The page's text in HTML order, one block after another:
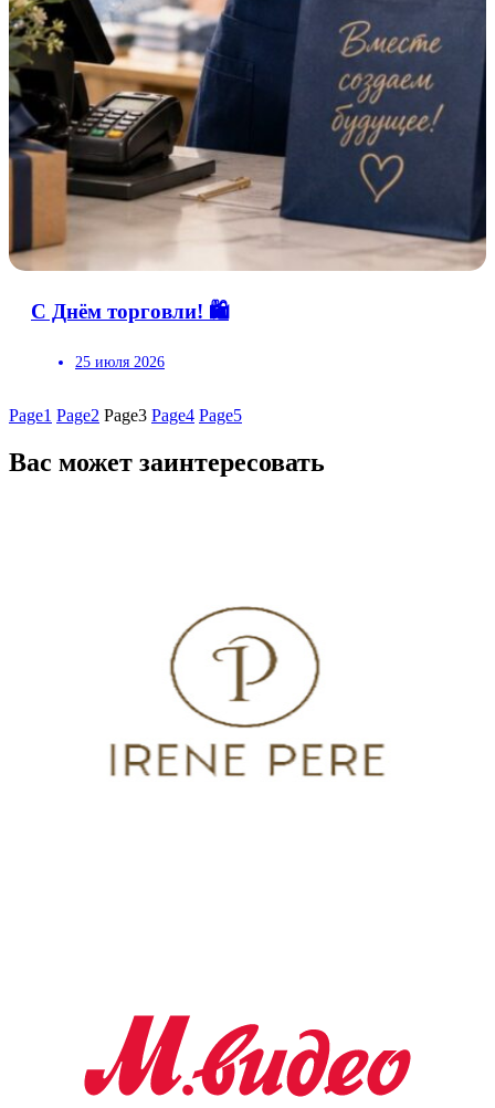
С Днём торговли! 🛍
25 июля 2026
Page1 Page2 Page3 Page4 Page5
Вас может заинтересовать